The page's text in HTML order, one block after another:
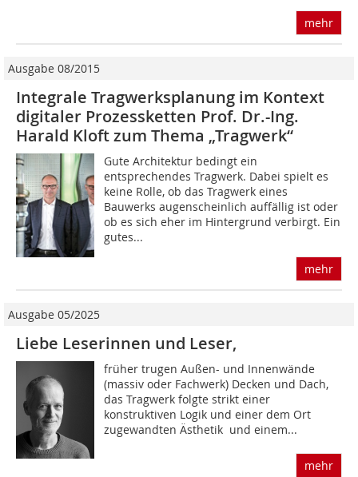
mehr
Ausgabe 08/2015
Integrale Tragwerksplanung im Kontext
digitaler Prozessketten Prof. Dr.-Ing.
Harald Kloft zum Thema „Tragwerk“
Gute Architektur bedingt ein
entsprechendes Tragwerk. Dabei spielt es
keine Rolle, ob das Tragwerk eines
Bauwerks augenscheinlich auffällig ist oder
ob es sich eher im Hintergrund verbirgt. Ein
gutes...
mehr
Ausgabe 05/2025
Liebe Leserinnen und Leser,
früher trugen Außen- und Innenwände
(massiv oder Fachwerk) Decken und Dach,
das Tragwerk folgte strikt einer
konstruktiven Logik und einer dem Ort
zugewandten Ästhetik  und einem...
mehr